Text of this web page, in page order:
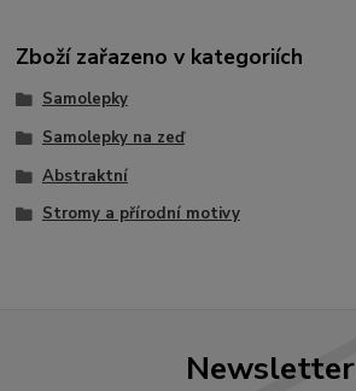
Zboží zařazeno v kategoriích
Samolepky
Samolepky na zeď
Abstraktní
Stromy a přírodní motivy
Newsletter